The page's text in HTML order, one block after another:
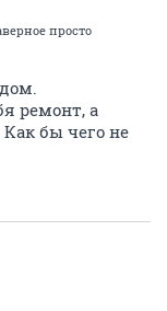
просто
ремонт, а
Как бы чего не